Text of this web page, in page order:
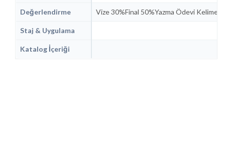
Değerlendirme Vize 30%Final 50%Yazma Ödevi Kelime
Staj & Uygulama
Katalog İçeriği